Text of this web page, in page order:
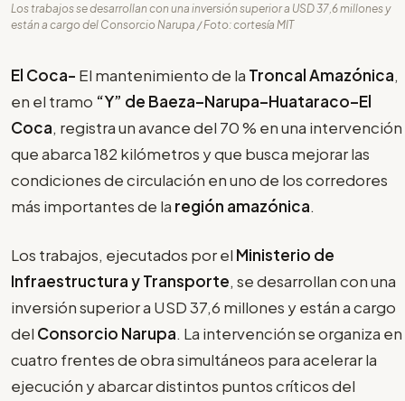
Los trabajos se desarrollan con una inversión superior a USD 37,6 millones y
están a cargo del Consorcio Narupa / Foto: cortesía MIT
El Coca- El mantenimiento de la Troncal Amazónica,
en el tramo “Y” de Baeza–Narupa–Huataraco–El
Coca, registra un avance del 70 % en una intervención
que abarca 182 kilómetros y que busca mejorar las
condiciones de circulación en uno de los corredores
más importantes de la región amazónica.
Los trabajos, ejecutados por el Ministerio de
Infraestructura y Transporte, se desarrollan con una
inversión superior a USD 37,6 millones y están a cargo
del Consorcio Narupa. La intervención se organiza en
cuatro frentes de obra simultáneos para acelerar la
ejecución y abarcar distintos puntos críticos del